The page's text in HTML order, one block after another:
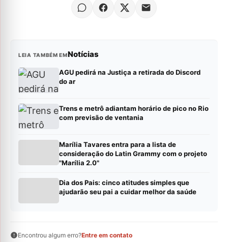
LEIA TAMBÉM EMNotícias
AGU pedirá na Justiça a retirada do Discord
do ar
Trens e metrô adiantam horário de pico no Rio
com previsão de ventania
Marília Tavares entra para a lista de
consideração do Latin Grammy com o projeto
"Marília 2.0"
Dia dos Pais: cinco atitudes simples que
ajudarão seu pai a cuidar melhor da saúde
Encontrou algum erro?Entre em contato